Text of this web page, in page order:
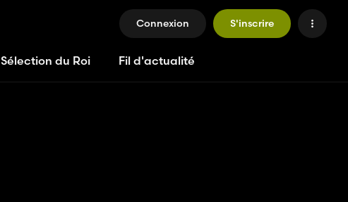
Connexion S'inscrire
Sélection du Roi Fil d'actualité